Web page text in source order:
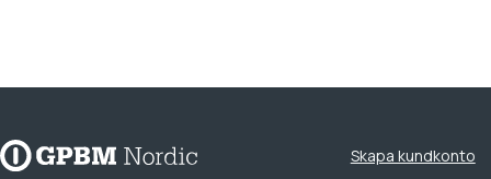
Skapa kundkonto